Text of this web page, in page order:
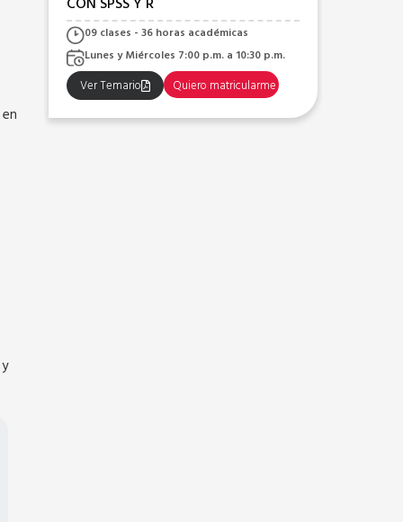
09 clases - 36 horas académicas
Viernes 7:00 p.m. a 10:30 p.m. y Sábados
3:00 p.m. a 6:30 p.m.
Ver Temario Quiero matricularme